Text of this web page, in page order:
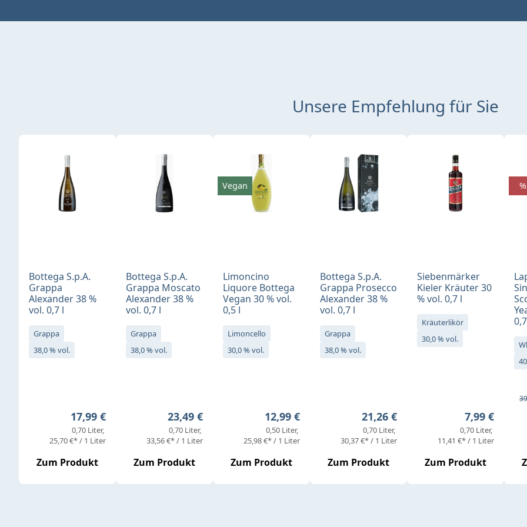
Unsere Empfehlung für Sie
Produktgalerie überspringen
Bottega S.p.A.
Grappa
Alexander 38 %
vol. 0,7 l
Grappa
38,0 % vol.
Regulärer Preis:
17,99 €
0,70 Liter
25,70 €* / 1 Liter
Zum Produkt
Bottega S.p.A.
Grappa Moscato
Alexander 38 %
vol. 0,7 l
Grappa
38,0 % vol.
Regulärer Preis:
23,49 €
0,70 Liter
33,56 €* / 1 Liter
Zum Produkt
Limoncino
Liquore Bottega
Vegan 30 % vol.
0,5 l
Limoncello
30,0 % vol.
Regulärer Preis:
12,99 €
0,50 Liter
25,98 €* / 1 Liter
Zum Produkt
Vegan
Bottega S.p.A.
Grappa Prosecco
Alexander 38 %
vol. 0,7 l
Grappa
38,0 % vol.
Regulärer Preis:
21,26 €
0,70 Liter
30,37 €* / 1 Liter
Zum Produkt
Siebenmärker
Kieler Kräuter 30
% vol. 0,7 l
Kräuterlikör
30,0 % vol.
Regulärer
7,99 €
0,70 Liter
11,41 €* / 1 Liter
Zum Produkt
%